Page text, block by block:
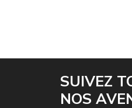
SUIVEZ
NOS